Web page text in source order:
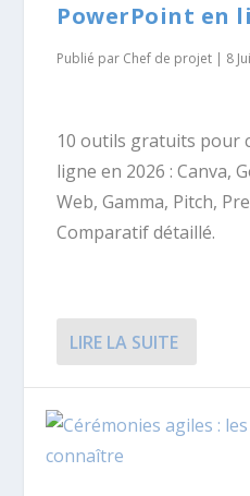
PowerPoint en
Publié par Chef de projet | 8
10 outils gratuits pour
ligne en 2026 : Canva,
Web, Gamma, Pitch,
Comparatif détaillé.
LIRE LA SUITE